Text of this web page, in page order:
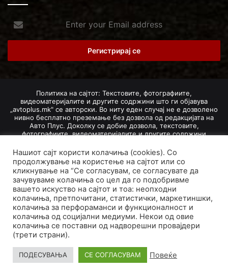
your
Email
Политика на сајтот: Текстовите, фотографиите,
видеоматеријалите и другите содржини што ги објавува
„avtoplus.mk" се авторски. Во ниту еден случај не е дозволено
нивно бесплатно преземање без дозвола од редакцијата на
Авто Плус. Доколку се добие дозвола, текстовите,
фотографиите, видеоматеријалите и другите содржини
изворот и авторот со вметнување на директна интернет-врска
(линк) до оригиналната содржина на „avtoplus.mk". При
добивање на одобрување од редакцијата за превземање на
текст, може да се превземе само дел од новинарско дело
насловот, придружната фотографија (односно насловната
фотографија) и воведниот дел на текстот, познат како „лид".
Преземање содржини од „avtoplus.mk" надвор од овие услови
не е дозволено и подложи на санкционирање согласно
Законот за авторски и сродни права.
Developed by PROCESS IN. Hosted byGoHost.
Политика за приватност
Политика на колачиња
Нашиот сајт користи колачиња (cookies). Со
продолжување на користење на сајтот или со
кликнување на “Се согласувам, се согласувате да
зачувуваме колачиња со цел да го подобривме
вашето искуство на сајтот и тоа: неопходни
колачиња, претпочитани, статистички, маркетиншки,
колачиња за перфораманси и функционалност и
колачиња од социјални медиуми. Некои од овие
колачиња се поставни од надворешни провајдери
(трети страни).
ПОДЕСУВАЊА СЕ СОГЛАСУВАМ Повеќе